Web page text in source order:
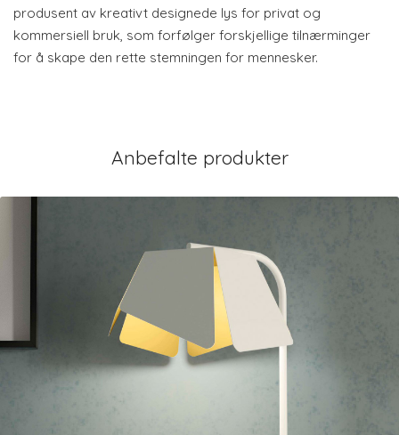
produsent av kreativt designede lys for privat og
kommersiell bruk, som forfølger forskjellige tilnærminger
for å skape den rette stemningen for mennesker.
Anbefalte produkter